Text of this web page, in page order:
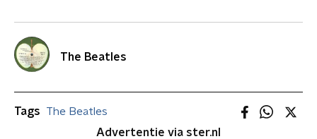
The Beatles
Tags
The Beatles
Advertentie via ster.nl